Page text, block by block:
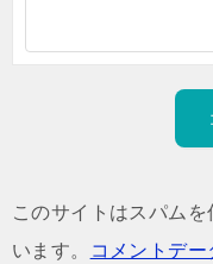
このサイトはスパム
います。
コメントデ